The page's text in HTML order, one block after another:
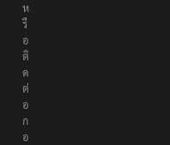
ห
รื
อ
ติ
ด
ต่
อ
ก
อ